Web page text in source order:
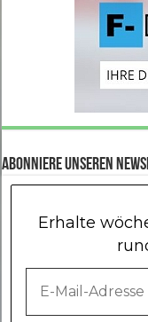
Abonniere unseren
Erhalte